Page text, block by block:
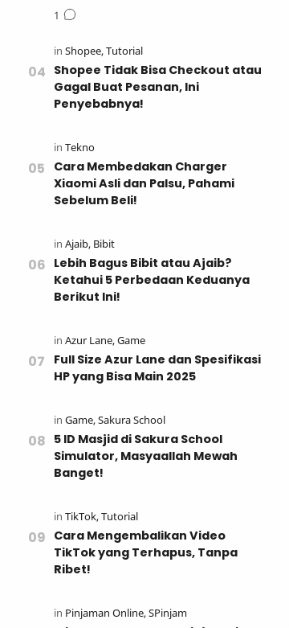
Shopee Tidak Bisa Checkout atau
Gagal Buat Pesanan, Ini
Penyebabnya!
Cara Membedakan Charger
Xiaomi Asli dan Palsu, Pahami
Sebelum Beli!
Lebih Bagus Bibit atau Ajaib?
Ketahui 5 Perbedaan Keduanya
Berikut Ini!
Full Size Azur Lane dan Spesifikasi
HP yang Bisa Main 2025
5 ID Masjid di Sakura School
Simulator, Masyaallah Mewah
Banget!
Cara Mengembalikan Video
TikTok yang Terhapus, Tanpa
Ribet!